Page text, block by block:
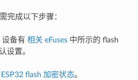
完成以下步骤：
设备有 相关 eFuses中所示的 flash
设置。
ESP32 flash 加密状态。